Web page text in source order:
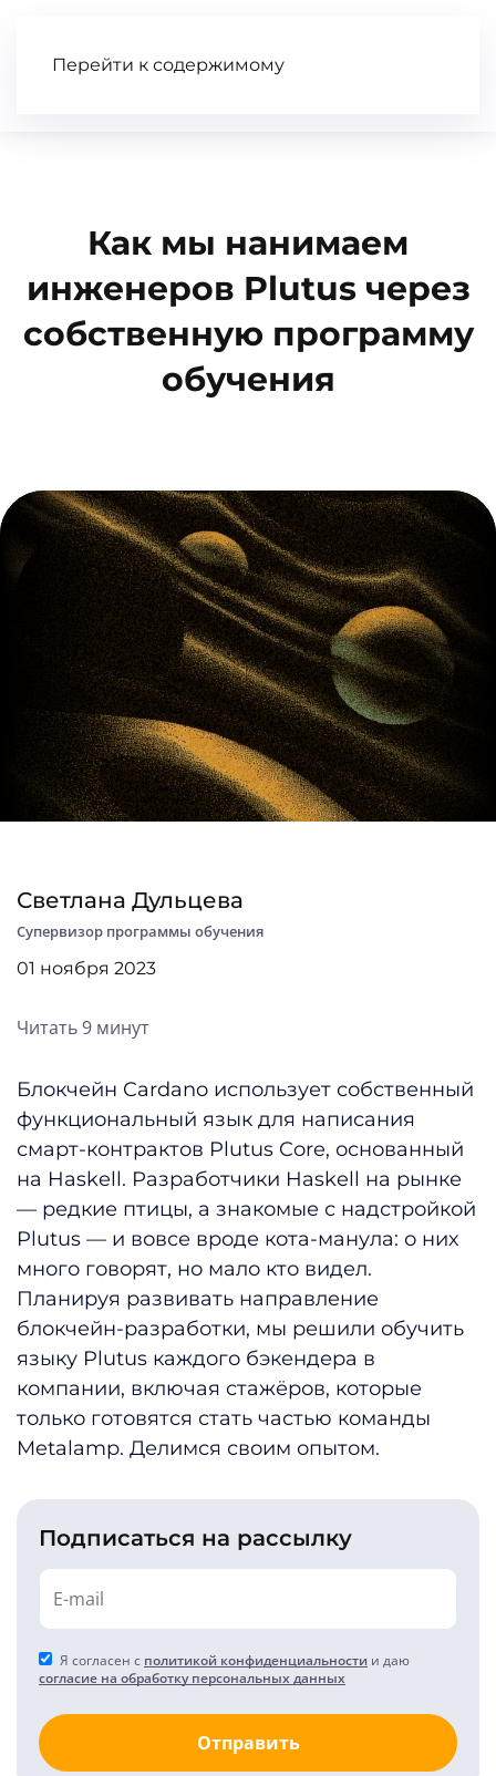
Перейти к содержимому
Как мы нанимаем
инженеров Plutus через
собственную программу
обучения
Светлана Дульцева
Супервизор программы обучения
01 ноября 2023
Читать 9 минут
Блокчейн Cardano использует собственный
функциональный язык для написания
смарт-контрактов Plutus Core, основанный
на Haskell. Разработчики Haskell на рынке
— редкие птицы, а знакомые с надстройкой
Plutus — и вовсе вроде кота-манула: о них
много говорят, но мало кто видел.
Планируя развивать направление
блокчейн-разработки, мы решили обучить
языку Plutus каждого бэкендера в
компании, включая стажёров, которые
только готовятся стать частью команды
Metalamp. Делимся своим опытом.
Подписаться на рассылку
Я согласен с политикой конфиденциальности и даю
согласие на обработку персональных данных
Отправить